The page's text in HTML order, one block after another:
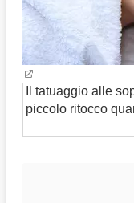
Il tatuaggio alle
piccolo ritocco